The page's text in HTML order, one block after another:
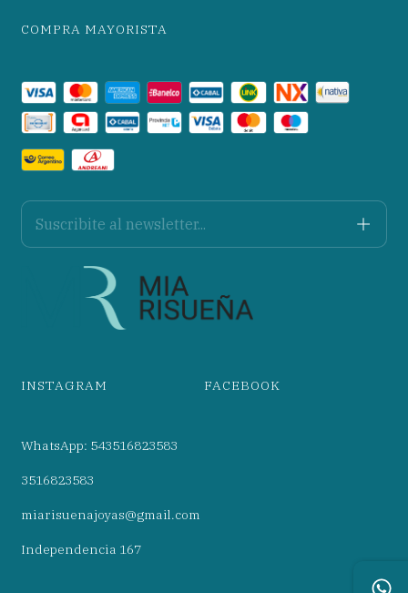
COMPRA MAYORISTA
INSTAGRAM FACEBOOK
WhatsApp: 543516823583
3516823583
miarisuenajoyas@gmail.com
Independencia 167